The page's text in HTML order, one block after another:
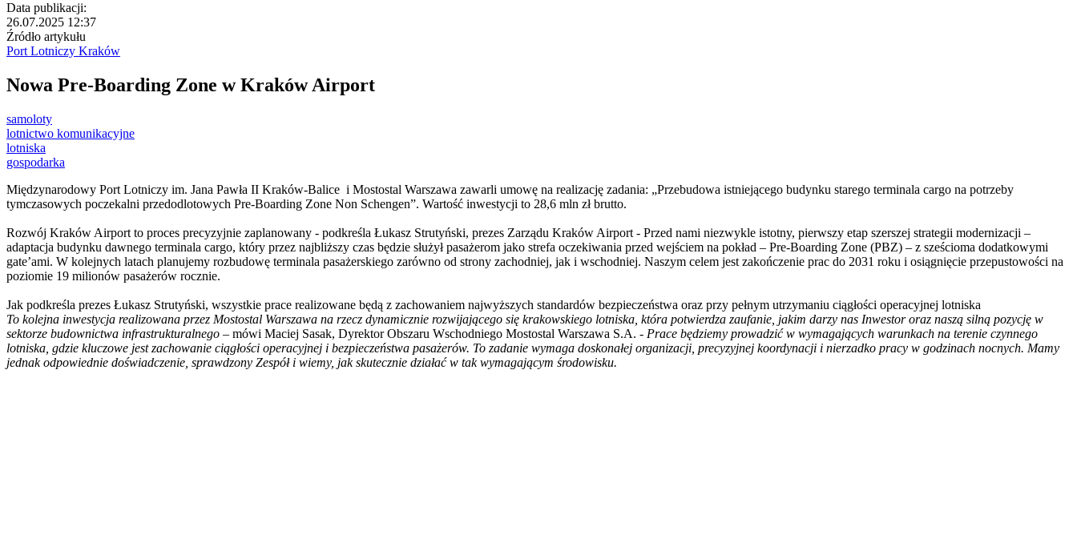
Data publikacji:
26.07.2025 12:37
Źródło artykułu
Port Lotniczy Kraków
Nowa Pre-Boarding Zone w Kraków Airport
samoloty
lotnictwo komunikacyjne
lotniska
gospodarka
Międzynarodowy Port Lotniczy im. Jana Pawła II Kraków-Balice i Mostostal Warszawa zawarli umowę na realizację zadania: „Przebudowa istniejącego budynku starego terminala cargo na potrzeby
tymczasowych poczekalni przedodlotowych Pre-Boarding Zone Non Schengen”. Wartość inwestycji to 28,6 mln zł brutto.
Rozwój Kraków Airport to proces precyzyjnie zaplanowany - podkreśla Łukasz Strutyński, prezes Zarządu Kraków Airport - Przed nami niezwykle istotny, pierwszy etap szerszej strategii modernizacji –
adaptacja budynku dawnego terminala cargo, który przez najbliższy czas będzie służył pasażerom jako strefa oczekiwania przed wejściem na pokład – Pre-Boarding Zone (PBZ) – z sześcioma dodatkowymi
gate’ami. W kolejnych latach planujemy rozbudowę terminala pasażerskiego zarówno od strony zachodniej, jak i wschodniej. Naszym celem jest zakończenie prac do 2031 roku i osiągnięcie przepustowości na
poziomie 19 milionów pasażerów rocznie.
Jak podkreśla prezes Łukasz Strutyński, wszystkie prace realizowane będą z zachowaniem najwyższych standardów bezpieczeństwa oraz przy pełnym utrzymaniu ciągłości operacyjnej lotniska
To kolejna inwestycja realizowana przez Mostostal Warszawa na rzecz dynamicznie rozwijającego się krakowskiego lotniska, która potwierdza zaufanie, jakim darzy nas Inwestor oraz naszą silną pozycję w
sektorze budownictwa infrastrukturalnego – mówi Maciej Sasak, Dyrektor Obszaru Wschodniego Mostostal Warszawa S.A. - Prace będziemy prowadzić w wymagających warunkach na terenie czynnego
lotniska, gdzie kluczowe jest zachowanie ciągłości operacyjnej i bezpieczeństwa pasażerów. To zadanie wymaga doskonałej organizacji, precyzyjnej koordynacji i nierzadko pracy w godzinach nocnych. Mamy
jednak odpowiednie doświadczenie, sprawdzony Zespół i wiemy, jak skutecznie działać w tak wymagającym środowisku.